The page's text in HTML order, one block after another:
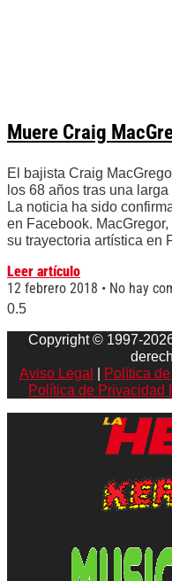
Muere Craig
El bajista Craig
los 68 años tras una
La noticia ha sido
en Facebook.
su trayectoria artística en
Leer artículo
12 febrero 2018
No hay
Copyright © 1997-
Aviso Legal
Política
Política de Privacidad